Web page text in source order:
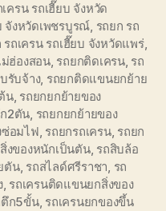
ครน รถเฮี๊ยบ จังหวัด
จังหวัดเพชรบูรณ์, รถยก รถ
รถเครน รถเฮี๊ยบ จังหวัดแพร่,
ม่ฮ่องสอน, รถยกติดเครน, รถ
รับจ้าง, รถยกติดแขนยกย้าย
น, รถยกยกย้ายของ
2ตัน, รถยกยกย้ายของ
ซ่อมไฟ, รถยกรถเครน, รถยก
งของหนักเป็นตัน, รถสิบล้อ
ตัน, รถสไลด์ศรีราชา, รถ
, รถเครนติดแขนยกสิ่งของ
ตึก5ขั้น, รถเครนยกของขึ้น